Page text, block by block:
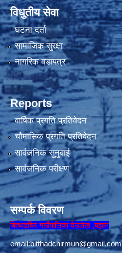
विधुतीय सेवा
घटना दर्ता
सामाजिक सुरक्षा
नागरिक वडापत्र
Reports
वार्षिक प्रगति प्रतिवेदन
चौमासिक प्रगति प्रतिवेदन
सार्वजनिक सुनुवाई
सार्वजनिक परीक्षण
सम्पर्क विवरण
बित्थडचिर गाउँपालिका देउलेख ,बझांग
email:bitthadchirmun@gmail.com